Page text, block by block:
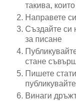
такива,
Направете
Създайте си
за писане
стане
Пишете
Винаги